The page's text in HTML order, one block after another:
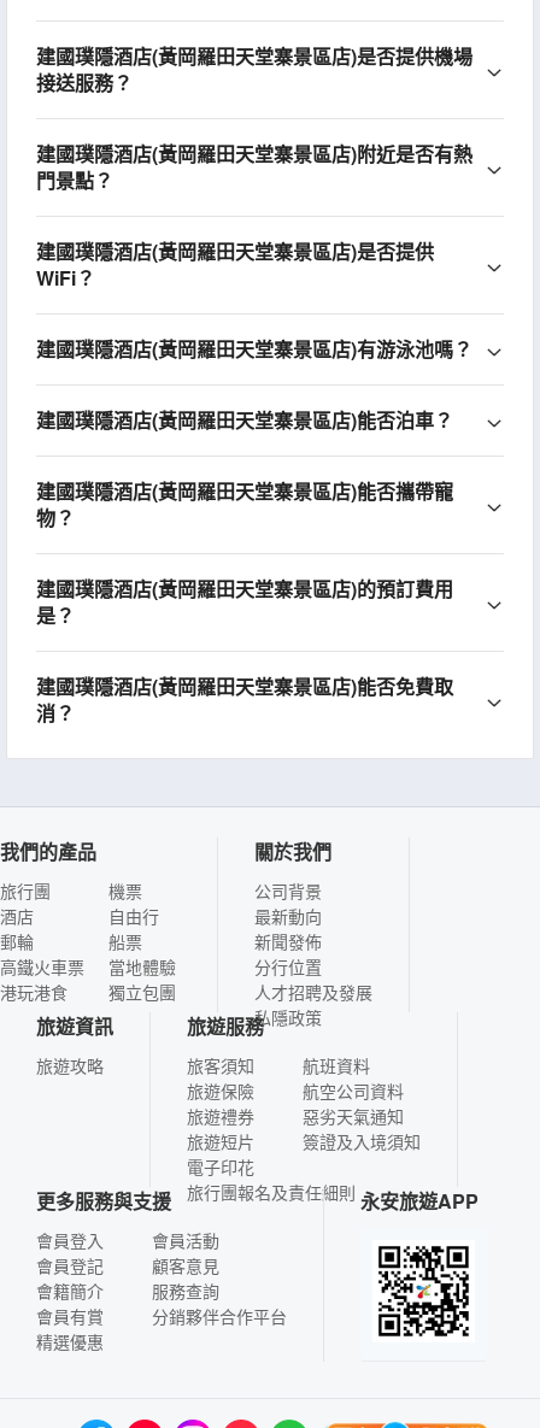
建國璞隱酒店(黃岡羅田天堂寨景區店)是否提供機場
接送服務？
建國璞隱酒店(黃岡羅田天堂寨景區店)附近是否有熱
門景點？
建國璞隱酒店(黃岡羅田天堂寨景區店)是否提供
WiFi？
建國璞隱酒店(黃岡羅田天堂寨景區店)有游泳池嗎？
建國璞隱酒店(黃岡羅田天堂寨景區店)能否泊車？
建國璞隱酒店(黃岡羅田天堂寨景區店)能否攜帶寵
物？
建國璞隱酒店(黃岡羅田天堂寨景區店)的預訂費用
是？
建國璞隱酒店(黃岡羅田天堂寨景區店)能否免費取
消？
我們的產品
旅行團
酒店
郵輪
高鐵火車票
港玩港食
機票
自由行
船票
當地體驗
獨立包團
關於我們
公司背景
最新動向
新聞發佈
分行位置
人才招聘及發展
私隱政策
旅遊資訊
旅遊攻略
旅遊服務
旅客須知
旅遊保險
旅遊禮券
旅遊短片
電子印花
航班資料
航空公司資料
惡劣天氣通知
簽證及入境須知
旅行團報名及責任細則
更多服務與支援
會員登入
會員登記
會籍簡介
會員有賞
精選優惠
會員活動
顧客意見
服務查詢
分銷夥伴合作平台
永安旅遊APP